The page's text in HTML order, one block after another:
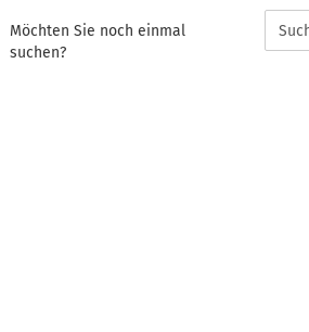
SIE
NOCH
Möchten Sie noch einmal
suchen?